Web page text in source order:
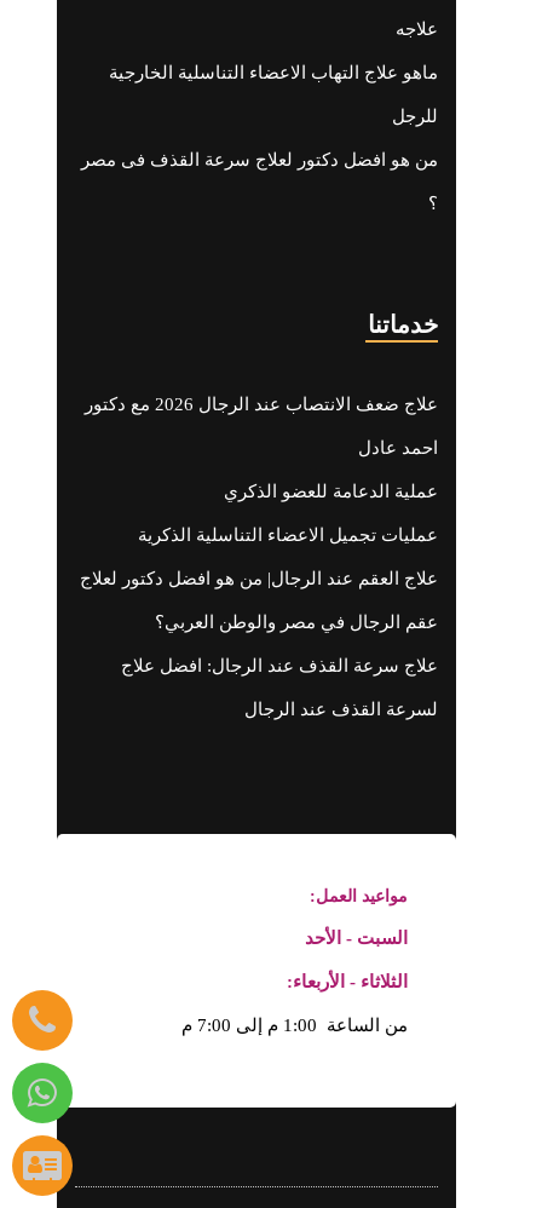
مواعيد العمل:
السبت - الأحد
الثلاثاء - الأربعاء:
من الساعة 1:00 م إلى 7:00 م
خدماتنا
علاج ضعف الانتصاب عند الرجال 2026 مع دكتور
احمد عادل
عملية الدعامة للعضو الذكري
عمليات تجميل الاعضاء التناسلية الذكرية
علاج العقم عند الرجال| من هو افضل دكتور لعلاج
عقم الرجال في مصر والوطن العربي؟
علاج سرعة القذف عند الرجال: افضل علاج
لسرعة القذف عند الرجال
علاجه
ماهو علاج التهاب الاعضاء التناسلية الخارجية
للرجل
من هو افضل دكتور لعلاج سرعة القذف فى مصر
؟